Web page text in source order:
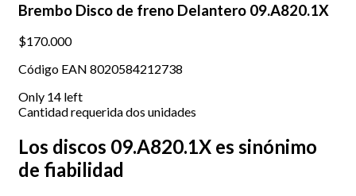
Brembo Disco de freno Delantero 09.A820.1X
$170.000
Código EAN 8020584212738
Only 14 left
Cantidad requerida dos unidades
Los discos 09.A820.1X es sinónimo
de fiabilidad